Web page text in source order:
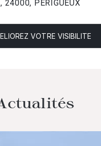
PERIGUEUX
VOTRE VISIBILITE